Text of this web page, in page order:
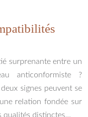
surprenante entre un
anticonformiste ?
signes peuvent se
relation fondée sur
qualités distinctes…